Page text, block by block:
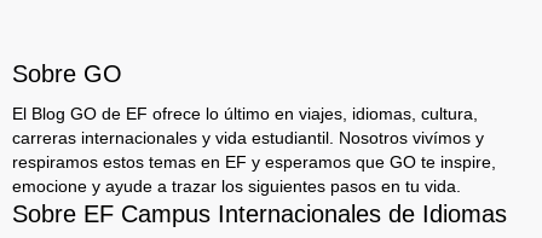
Sobre GO
El Blog GO de EF ofrece lo último en viajes, idiomas, cultura,
carreras internacionales y vida estudiantil. Nosotros vivímos y
respiramos estos temas en EF y esperamos que GO te inspire,
emocione y ayude a trazar los siguientes pasos en tu vida.
Sobre EF Campus Internacionales de Idiomas